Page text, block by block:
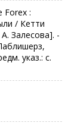
Forex :
/ Кетти
Залесова]. -
указ.: с.